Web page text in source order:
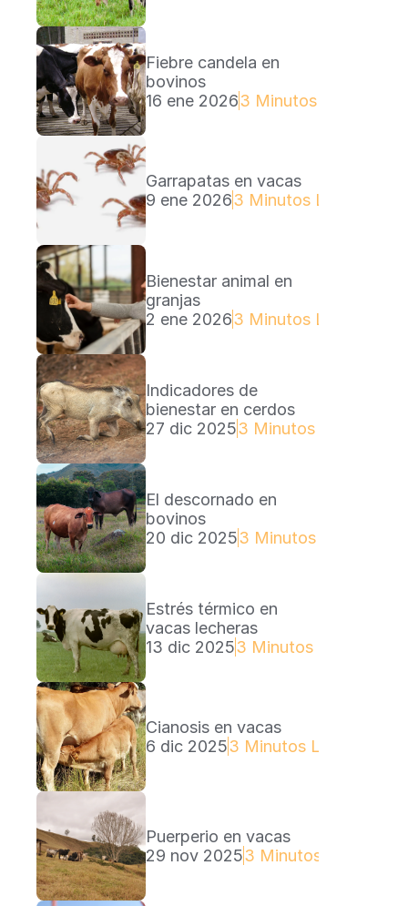
Fiebre candela en
bovinos
16 ene 20263 Minutos Lectura
Garrapatas en vacas
9 ene 20263 Minutos Lectura
Bienestar animal en
granjas
2 ene 20263 Minutos Lectura
Indicadores de
bienestar en cerdos
27 dic 20253 Minutos Lectura
El descornado en
bovinos
20 dic 20253 Minutos Lectura
Estrés térmico en
vacas lecheras
13 dic 20253 Minutos Lectura
Cianosis en vacas
6 dic 20253 Minutos Lectura
Puerperio en vacas
29 nov 20253 Minutos Lectura